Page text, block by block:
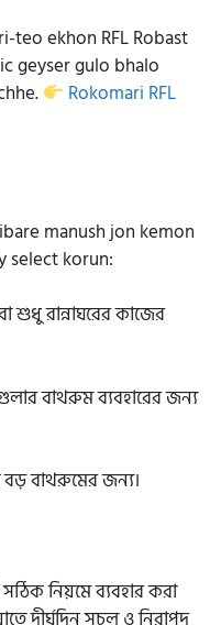
teo ekhon RFL Robast
geyser gulo bhalo
Rokomari RFL
manush jon kemon
select korun:
শুধু রান্নাঘরের কাজের
বাথরুম ব্যবহারের জন্য
বড় বাথরুমের জন্য।
নিয়মে ব্যবহার করা